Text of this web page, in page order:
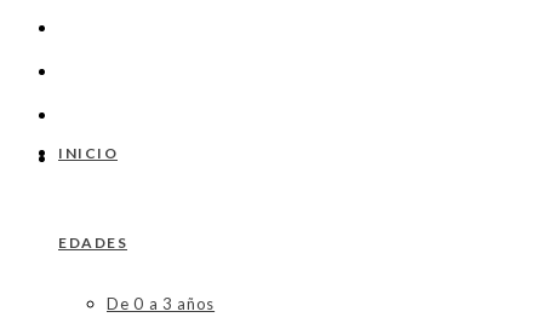
INICIO
EDADES
De 0 a 3 años